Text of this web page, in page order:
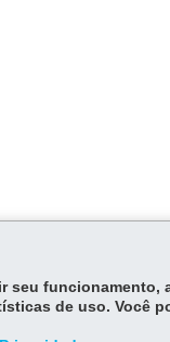
funcionamento,
de uso. Você